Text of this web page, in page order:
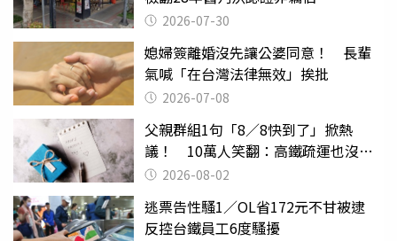
2026-07-30
媳婦簽離婚沒先讓公婆同意！ 長輩
氣喊「在台灣法律無效」挨批
2026-07-08
父親群組1句「8／8快到了」掀熱
議！ 10萬人笑翻：高鐵疏運也沒列
父親節
2026-08-02
逃票告性騷1／OL省172元不甘被逮
反控台鐵員工6度騷擾